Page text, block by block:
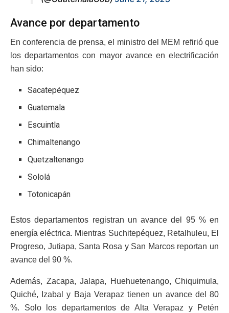
Avance por departamento
En conferencia de prensa, el ministro del MEM refirió que
los departamentos con mayor avance en electrificación
han sido:
Sacatepéquez
Guatemala
Escuintla
Chimaltenango
Quetzaltenango
Sololá
Totonicapán
Estos departamentos registran un avance del 95 % en
energía eléctrica. Mientras Suchitepéquez, Retalhuleu, El
Progreso, Jutiapa, Santa Rosa y San Marcos reportan un
avance del 90 %.
Además, Zacapa, Jalapa, Huehuetenango, Chiquimula,
Quiché, Izabal y Baja Verapaz tienen un avance del 80
%. Solo los departamentos de Alta Verapaz y Petén